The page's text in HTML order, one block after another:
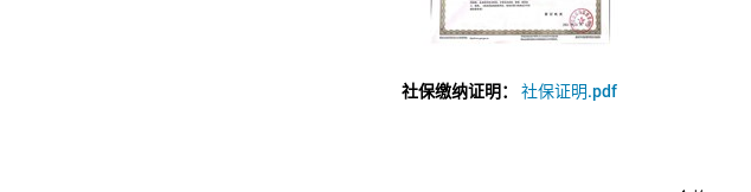
社保缴纳证明： 社保证明.pdf